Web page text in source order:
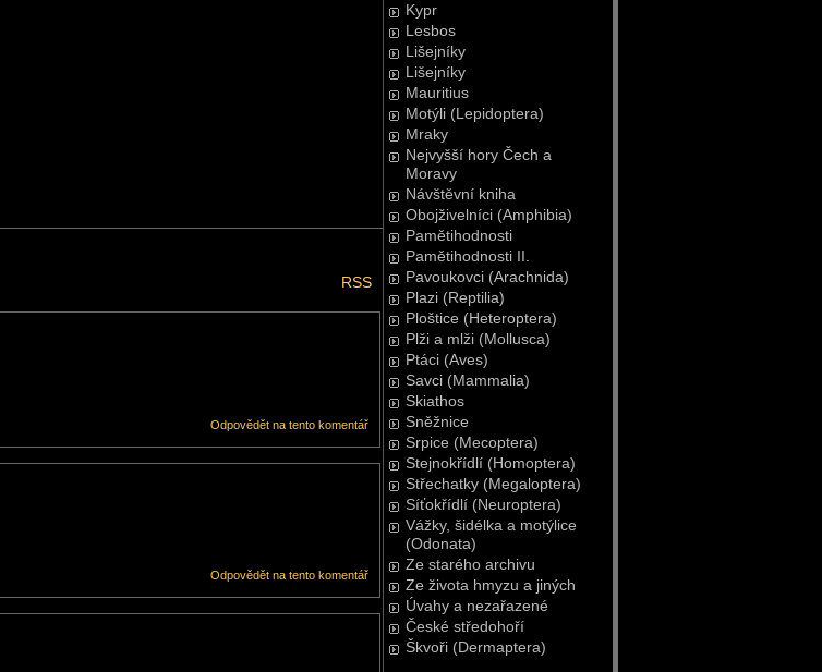
Kypr
Lesbos
Lišejníky
Lišejníky
Mauritius
Motýli (Lepidoptera)
Mraky
Nejvyšší hory Čech a
Moravy
Návštěvní kniha
Obojživelníci (Amphibia)
Pamětihodnosti
Pamětihodnosti II.
Pavoukovci (Arachnida)
Plazi (Reptilia)
Ploštice (Heteroptera)
Plži a mlži (Mollusca)
Ptáci (Aves)
Savci (Mammalia)
Skiathos
Sněžnice
Srpice (Mecoptera)
Stejnokřídlí (Homoptera)
Střechatky (Megaloptera)
Síťokřídlí (Neuroptera)
Vážky, šidélka a motýlice
(Odonata)
Ze starého archivu
Ze života hmyzu a jiných
Úvahy a nezařazené
České středohoří
Škvoři (Dermaptera)
RSS
Odpovědět na tento komentář
Odpovědět na tento komentář